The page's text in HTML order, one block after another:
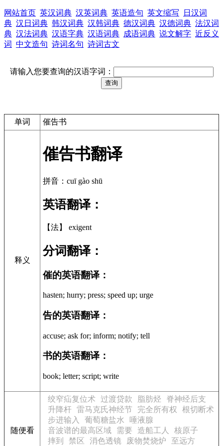
网站首页 英汉词典 汉英词典 英语造句 英文缩写
日汉词
典 汉日词典 韩汉词典 汉韩词典 德汉词典 汉德词典 法汉词
典 汉法词典 汉语字典 汉语词典 成语词典 说文解字 近反义
词 中文造句 诗词名句 诗词古文
请输入您要查询的汉语字词：
单词 催告书
释义
催告书翻译
拼音：cuī gào shū
英语翻译：
【法】 exigent
分词翻译：
催的英语翻译：
hasten; hurry; press; speed up; urge
告的英语翻译：
accuse; ask for; inform; notify; tell
书的英语翻译：
book; letter; script; write
随便看
绞窄疝复位术 过渡贷款 脂肪烃
脊神经后支
升降杆 雷马克氏神经节 完全所有权
根切断术
步进输入
葡萄糖盐水
唾液腺
音波谱的最高区域
需要 造船工人
核原子
摔到
禁区 消色透镜 废物焚烧炉 至远方